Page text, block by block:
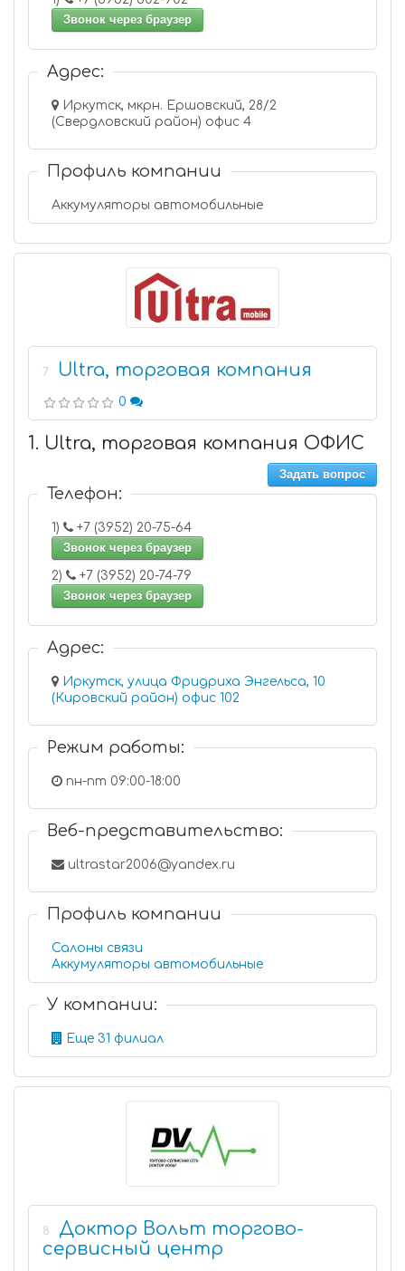
Звонок через браузер
Адрес:
Иркутск, мкрн. Ершовский, 28/2
(Свердловский район) офис 4
Профиль компании
Аккумуляторы автомобильные
7 Ultra, торговая компания
0
1. Ultra, торговая компания ОФИС
Задать вопрос
Телефон:
1)
+7 (3952) 20-75-64
Звонок через браузер
2)
+7 (3952) 20-74-79
Звонок через браузер
Адрес:
Иркутск, улица Фридриха Энгельса, 10
(Кировский район) офис 102
Режим работы:
пн-пт 09:00-18:00
Веб-представительство:
ultrastar2006@yandex.ru
Профиль компании
Салоны связи
Аккумуляторы автомобильные
У компании:
Еще 31 филиал
8
Доктор Вольт торгово-
сервисный центр